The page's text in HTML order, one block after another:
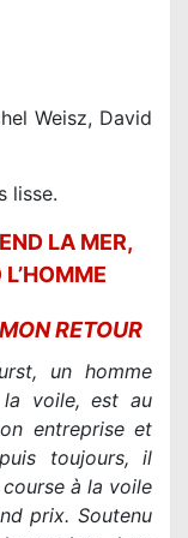
Weisz, David
lisse.
LA MER,
RETOUR
un homme
la voile, est au
entreprise et
toujours, il
à la voile
prix. Soutenu